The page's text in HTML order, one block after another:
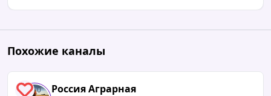
Похожие каналы
0 Россия Аграрная